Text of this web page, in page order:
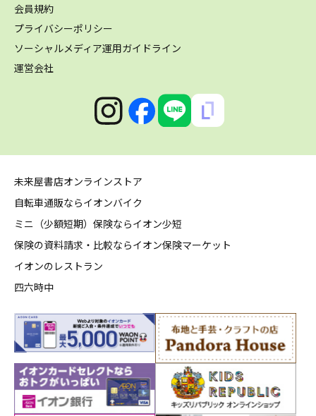
会員規約
プライバシーポリシー
ソーシャルメディア運用ガイドライン
運営会社
未来屋書店オンラインストア
自転車通販ならイオンバイク
ミニ（少額短期）保険ならイオン少短
保険の資料請求・比較ならイオン保険マーケット
イオンのレストラン
四六時中